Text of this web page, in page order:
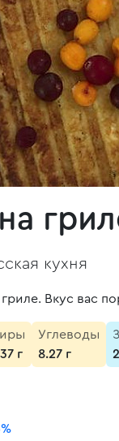
кухня
Вкус вас
г
Углеводы
8.27 г